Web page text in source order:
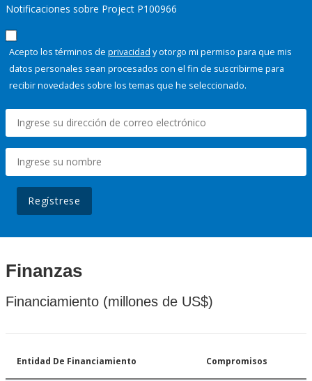
Notificaciones sobre Project P100966
Acepto los términos de privacidad y otorgo mi permiso para que mis
datos personales sean procesados con el fin de suscribirme para
recibir novedades sobre los temas que he seleccionado.
Regístrese
Finanzas
Financiamiento (millones de US$)
Entidad De Financiamiento Compromisos